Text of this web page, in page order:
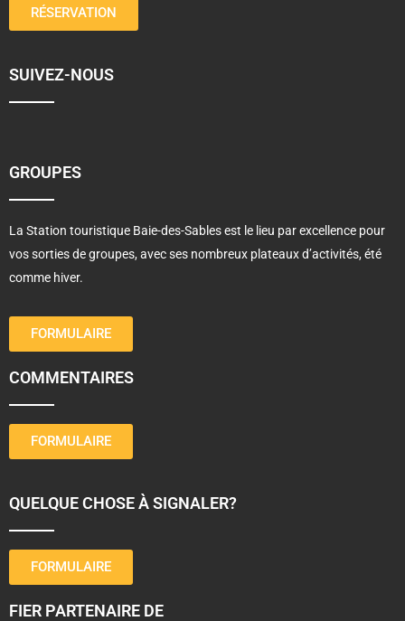
RÉSERVATION
SUIVEZ-NOUS
GROUPES
La Station touristique Baie-des-Sables est le lieu par excellence pour
vos sorties de groupes, avec ses nombreux plateaux d’activités, été
comme hiver.
FORMULAIRE
COMMENTAIRES
FORMULAIRE
QUELQUE CHOSE À SIGNALER?
FORMULAIRE
FIER PARTENAIRE DE